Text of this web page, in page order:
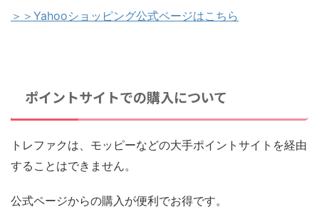
＞＞Yahooショッピング公式ページはこちら
ポイントサイトでの購入について
トレファクは、モッピーなどの大手ポイントサイトを経由
することはできません。
公式ページからの購入が便利でお得です。